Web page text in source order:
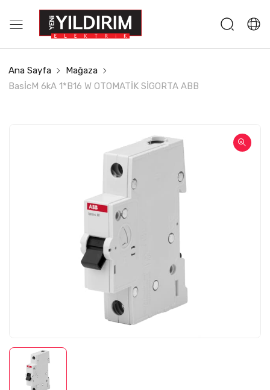
Ana Sayfa
Mağaza
BasİcM 6kA 1*B16 W OTOMATİK SİGORTA ABB